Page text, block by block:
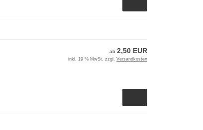
ab 2,50 EUR
inkl. 19 % MwSt. zzgl. Versandkosten